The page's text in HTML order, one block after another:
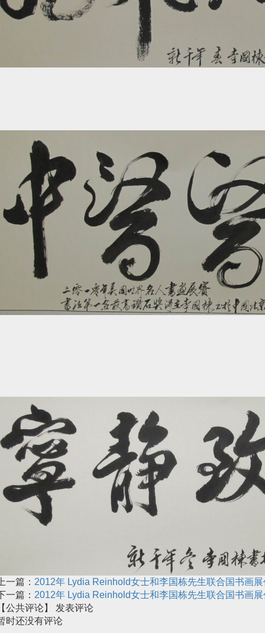
一篇： 2012年 Lydia Reinhold女士和李国栋先生联合国书画
一篇： 2012年 Lydia Reinhold女士和李国栋先生联合国书画
公共评论】
发表评论
时还没有评论